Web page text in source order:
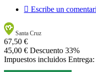
 Escribe un
Santa Cruz
67,50 €
45,00 € Descuento 33%
Impuestos incluidos Entrega: